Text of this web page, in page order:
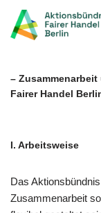
Zum
–
Fairer Handel
I. Arbeitsweise
Das
Zusammenarbeit